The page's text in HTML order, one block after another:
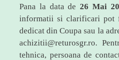
Pana la data de26 Mai
informatii si clarificari pot
dedicat din Coupa sau la
achizitii@returosgr.ro.
tehnica, persoana de